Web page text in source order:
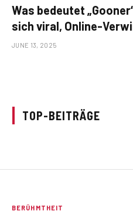
Was bedeutet
sich viral, Online-
JUNE 13, 2025
TOP-BEITRÄGE
BERÜHMTHEIT